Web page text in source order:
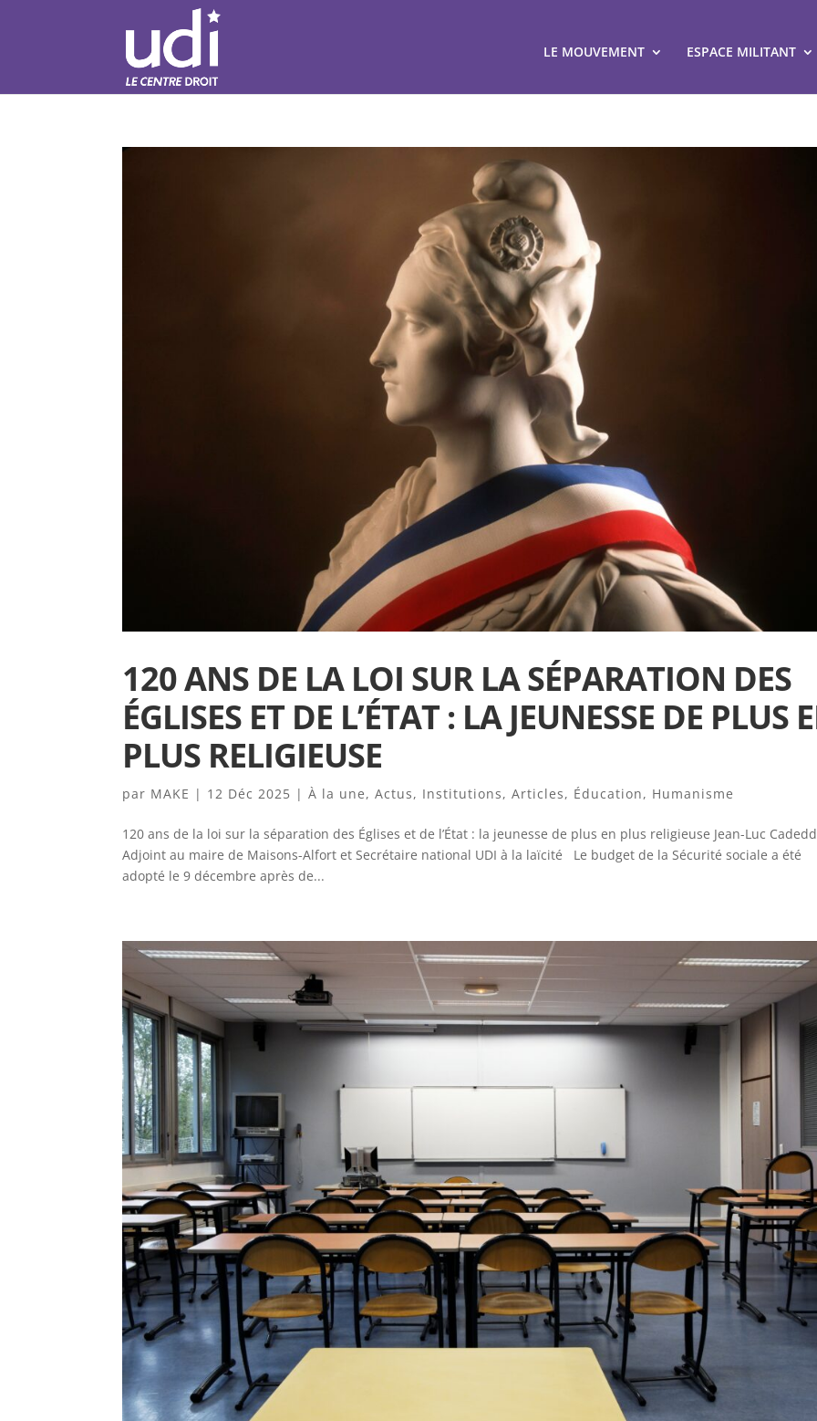
LE MOUVEMENT ESPACE MILITANT
120 ANS DE LA LOI SUR LA SÉPARATION DES
ÉGLISES ET DE L’ÉTAT : LA JEUNESSE DE PLUS
PLUS RELIGIEUSE
par MAKE | 12 Déc 2025 |À la une,Actus, Institutions,Articles, Éducation, Humanisme
120 ans de la loi sur la séparation des Églises et de l’État : la jeunesse de plus en plus religieuse Jean-Luc
Adjoint au maire de Maisons-Alfort et Secrétaire national UDI à la laïcité Le budget de la Sécurité sociale a été
adopté le 9 décembre après de...